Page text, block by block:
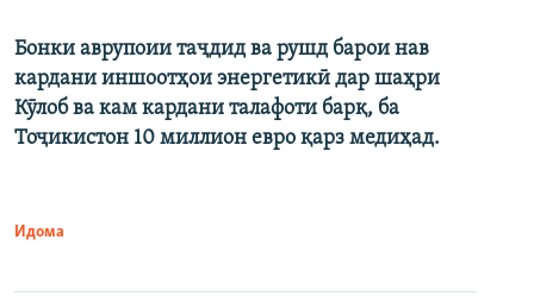
Бонки аврупоии таҷдид ва рушд барои нав
кардани иншоотҳои энергетикӣ дар шаҳри
Кӯлоб ва кам кардани талафоти барқ, ба
Тоҷикистон 10 миллион евро қарз медиҳад.
Идома